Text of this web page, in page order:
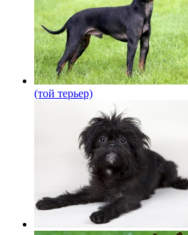
(той терьер)